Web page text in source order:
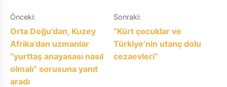
Yazı
gezinmesi
Önceki:
Orta Doğu’dan, Kuzey
Afrika’dan uzmanlar
“yurttaş anayasası nasıl
olmalı” sorusuna yanıt
aradı
Sonraki:
“Kürt çocuklar ve
Türkiye’nin utanç dolu
cezaevleri”